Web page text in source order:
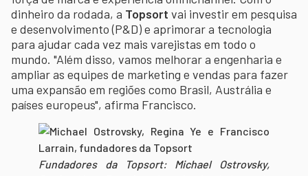
dinheiro da rodada, a Topsort vai investir em pesquisa
e desenvolvimento (P&D) e aprimorar a tecnologia
para ajudar cada vez mais varejistas em todo o
mundo. "Além disso, vamos melhorar a engenharia e
ampliar as equipes de marketing e vendas para fazer
uma expansão em regiões como Brasil, Austrália e
países europeus", afirma Francisco.
Fundadores da Topsort: Michael Ostrovsky,